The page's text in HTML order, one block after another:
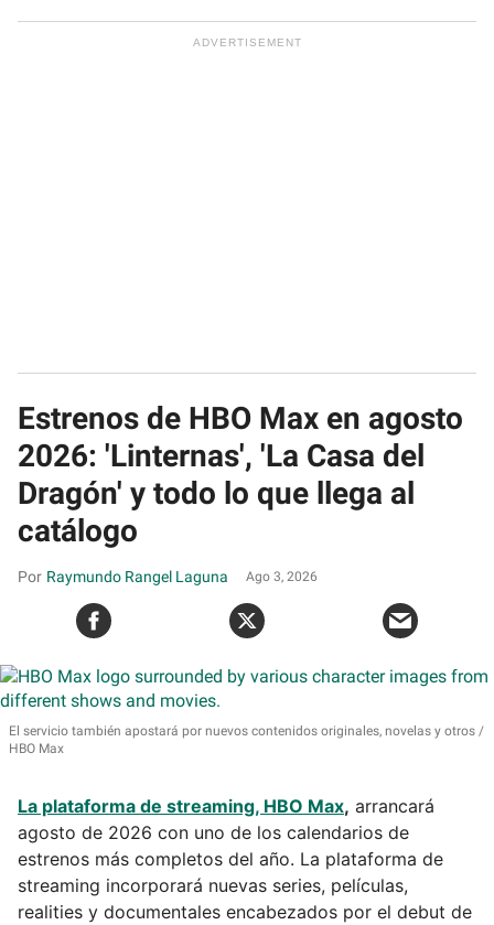
Estrenos de HBO Max en agosto
2026: 'Linternas', 'La Casa del
Dragón' y todo lo que llega al
catálogo
Raymundo Rangel Laguna Ago 3, 2026
El servicio también apostará por nuevos contenidos originales, novelas y otros
HBO Max
La plataforma de streaming, HBO Max, arrancará
agosto de 2026 con uno de los calendarios de
estrenos más completos del año. La plataforma de
streaming incorporará nuevas series, películas,
realities y documentales encabezados por el debut de